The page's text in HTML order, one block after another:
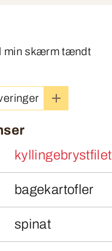
min skærm tændt
kyllingebrystfilet
bagekartofler
spinat